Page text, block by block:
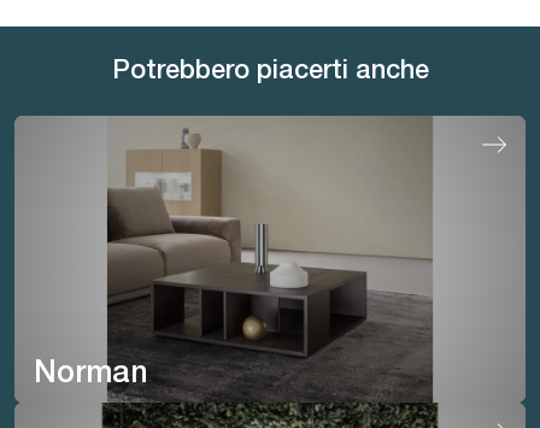
Potrebbero piacerti anche
Norman